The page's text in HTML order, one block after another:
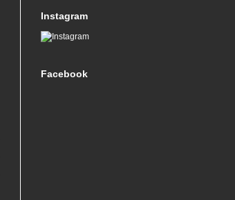
Instagram
Facebook